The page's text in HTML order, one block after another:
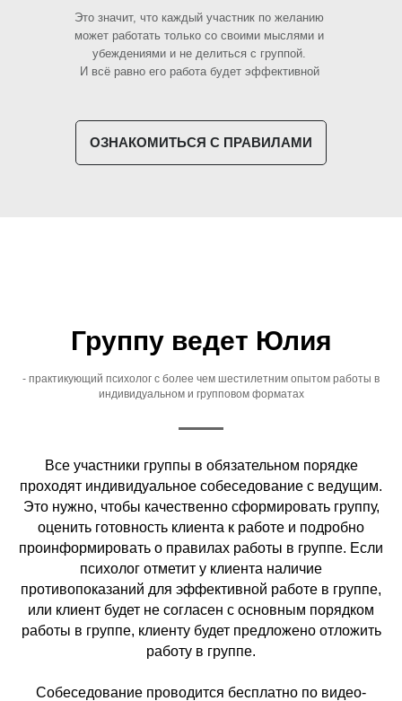
Это значит, что каждый участник по желанию
может работать только со своими мыслями и
убеждениями и не делиться с группой.
И всё равно его работа будет эффективной
ОЗНАКОМИТЬСЯ С ПРАВИЛАМИ
Группу ведет Юлия
- практикующий психолог с более чем шестилетним опытом работы в
индивидуальном и групповом форматах
Все участники группы в обязательном порядке
проходят индивидуальное собеседование с ведущим.
Это нужно, чтобы качественно сформировать группу,
оценить готовность клиента к работе и подробно
проинформировать о правилах работы в группе. Если
психолог отметит у клиента наличие
противопоказаний для эффективной работе в группе,
или клиент будет не согласен с основным порядком
работы в группе, клиенту будет предложено отложить
работу в группе.
Собеседование проводится бесплатно по видео-